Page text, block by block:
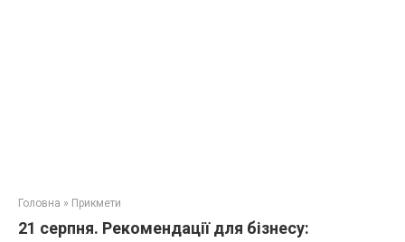
Головна » Прикмети
21 серпня. Рекомендації для бізнесу: